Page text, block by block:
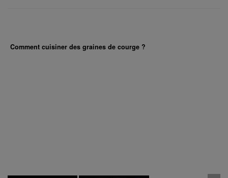
Comment cuisiner des graines de courge ?